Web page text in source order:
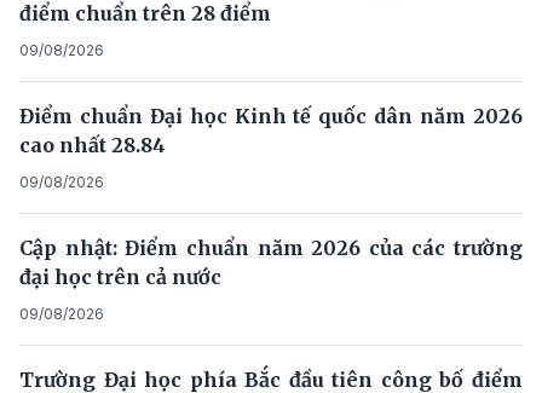
điểm chuẩn trên 28 điểm
09/08/2026
Điểm chuẩn Đại học Kinh tế quốc dân năm 2026
cao nhất 28.84
09/08/2026
Cập nhật: Điểm chuẩn năm 2026 của các trường
đại học trên cả nước
09/08/2026
Trường Đại học phía Bắc đầu tiên công bố điểm